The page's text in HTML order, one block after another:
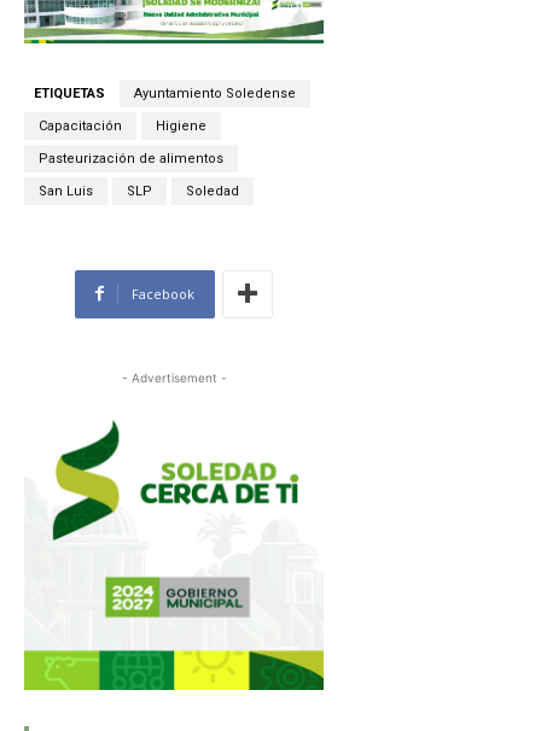
ETIQUETAS Ayuntamiento Soledense
Capacitación Higiene
Pasteurización de alimentos
San Luis SLP Soledad
Facebook
- Advertisement -